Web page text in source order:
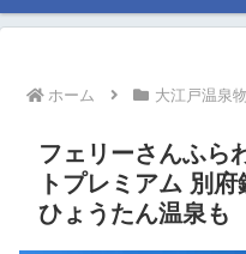
ホーム 大江戸温泉
フェリーさんふら
トプレミアム 別府
ひょうたん温泉も